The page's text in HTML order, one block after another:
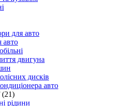
для авто
авто
двигуна
дисків
авто
(21)
рідини